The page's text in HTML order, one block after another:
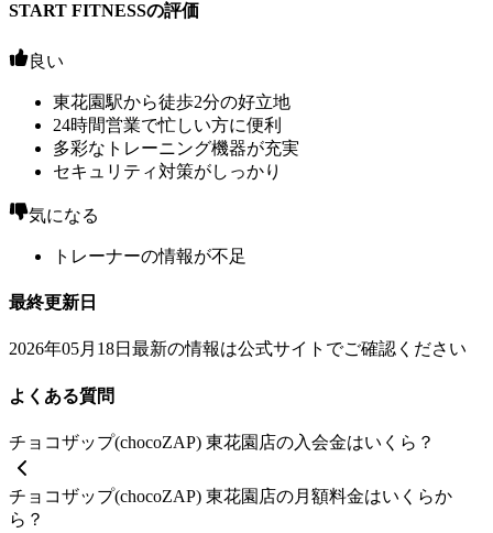
START FITNESSの評価
良い
東花園駅から徒歩2分の好立地
24時間営業で忙しい方に便利
多彩なトレーニング機器が充実
セキュリティ対策がしっかり
気になる
トレーナーの情報が不足
最終更新日
2026年05月18日 最新の情報は公式サイトでご確認ください
よくある質問
チョコザップ(chocoZAP) 東花園店の入会金はいくら？
チョコザップ(chocoZAP) 東花園店の月額料金はいくらか
ら？